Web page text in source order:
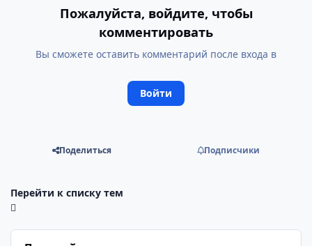
Пожалуйста, войдите, чтобы
комментировать
Вы сможете оставить комментарий после входа в
Войти
Поделиться Подписчики
Перейти к списку тем